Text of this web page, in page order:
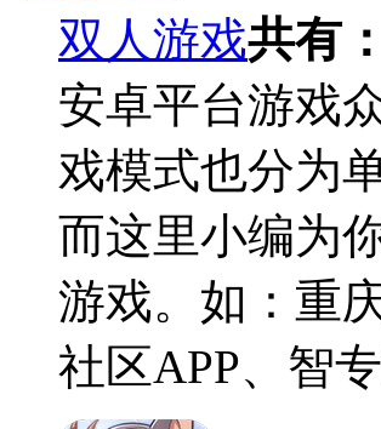
双人游戏共有：
安卓平台游戏
戏模式也分为
而这里小编为
游戏。如：重
社区APP、智